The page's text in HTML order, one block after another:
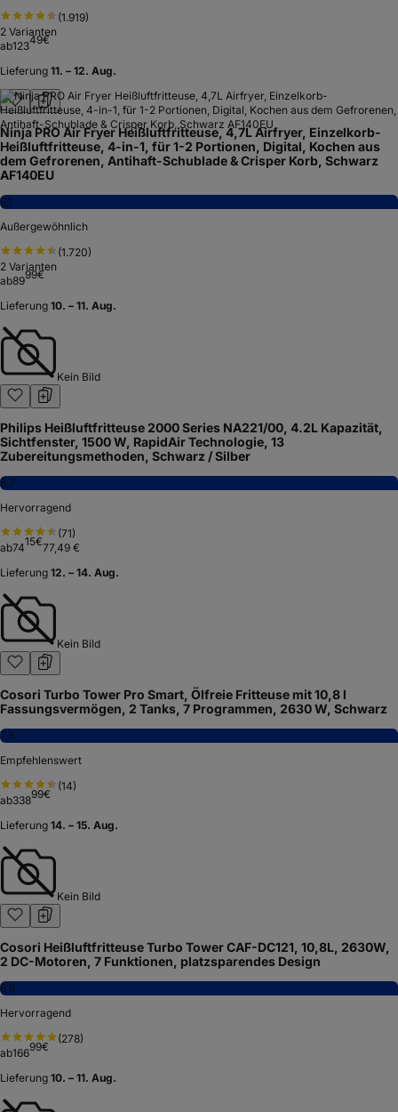
(1.919)
2 Varianten
ab12349€
Lieferung 11. – 12. Aug.
Ninja PRO Air Fryer Heißluftfritteuse, 4,7L Airfryer, Einzelkorb-
Heißluftfritteuse, 4-in-1, für 1-2 Portionen, Digital, Kochen aus
dem Gefrorenen, Antihaft-Schublade & Crisper Korb, Schwarz
AF140EU
9,1
Außergewöhnlich
(1.720)
2 Varianten
ab8999€
Lieferung 10. – 11. Aug.
Kein Bild
Philips Heißluftfritteuse 2000 Series NA221/00, 4.2L Kapazität,
Sichtfenster, 1500 W, RapidAir Technologie, 13
Zubereitungsmethoden, Schwarz / Silber
8,7
Hervorragend
(71)
ab7415€77,49 €
Lieferung 12. – 14. Aug.
Kein Bild
Cosori Turbo Tower Pro Smart, Ölfreie Fritteuse mit 10,8 l
Fassungsvermögen, 2 Tanks, 7 Programmen, 2630 W, Schwarz
7,8
Empfehlenswert
(14)
ab33899€
Lieferung 14. – 15. Aug.
Kein Bild
Cosori Heißluftfritteuse Turbo Tower CAF-DC121, 10,8L, 2630W,
2 DC-Motoren, 7 Funktionen, platzsparendes Design
8,8
Hervorragend
(278)
ab16699€
Lieferung 10. – 11. Aug.